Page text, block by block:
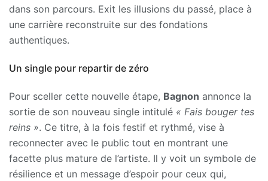
dans son parcours. Exit les illusions du passé, place à
une carrière reconstruite sur des fondations
authentiques.
Un single pour repartir de zéro
Pour sceller cette nouvelle étape, Bagnon annonce la
sortie de son nouveau single intitulé « Fais bouger tes
reins ». Ce titre, à la fois festif et rythmé, vise à
reconnecter avec le public tout en montrant une
facette plus mature de l’artiste. Il y voit un symbole de
résilience et un message d’espoir pour ceux qui,